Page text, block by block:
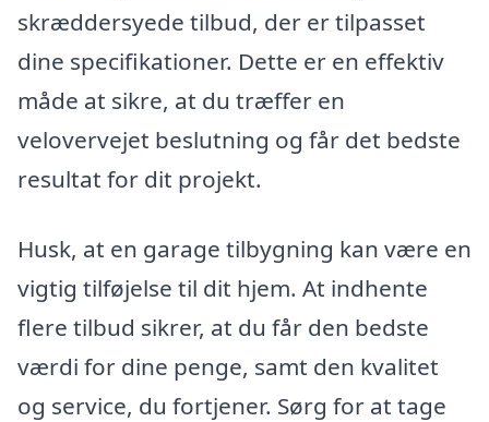
skræddersyede tilbud, der er tilpasset
dine specifikationer. Dette er en effektiv
måde at sikre, at du træffer en
velovervejet beslutning og får det bedste
resultat for dit projekt.
Husk, at en garage tilbygning kan være en
vigtig tilføjelse til dit hjem. At indhente
flere tilbud sikrer, at du får den bedste
værdi for dine penge, samt den kvalitet
og service, du fortjener. Sørg for at tage